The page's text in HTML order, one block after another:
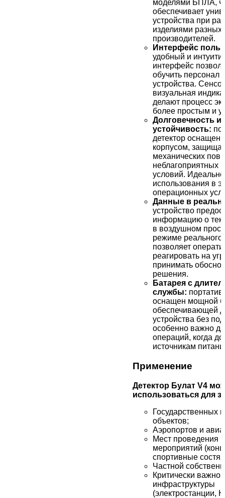
моделями БПЛА,
обеспечивает
устройства при
изделиями разных
производителей.
Интерфейс
удобный и
интерфейс
обучить персонал
устройства.
визуальная
делают процесс
более простым и
Долговечность и
устойчивость:
детектор оснащен
корпусом,
механических
неблагоприятных
условий.
использования в
операционных
Данные в
устройство
информацию о
в воздушном
режиме реального
позволяет
реагировать на
принимать
решения.
Батарея с
службы:
оснащен мощной
обеспечивающей
устройства без
особенно важно
операций, когда
источникам
Применение
Детектор Булат V4
использоваться для
Государственных
объектов;
Аэропортов и
Мест проведения
мероприятий
спортивные
Частной
Критически важной
инфраструктуры
(электростанции,